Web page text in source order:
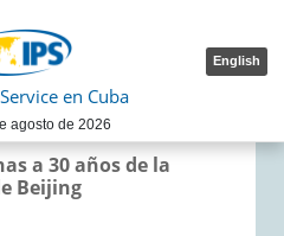
English
en Cuba
agosto de 2026
a 30 años de la
Beijing